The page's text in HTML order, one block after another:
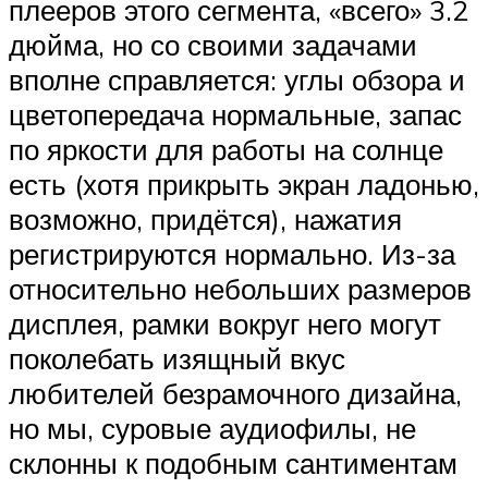
плееров этого сегмента, «всего» 3.2
дюйма, но со своими задачами
вполне справляется: углы обзора и
цветопередача нормальные, запас
по яркости для работы на солнце
есть (хотя прикрыть экран ладонью,
возможно, придётся), нажатия
регистрируются нормально. Из-за
относительно небольших размеров
дисплея, рамки вокруг него могут
поколебать изящный вкус
любителей безрамочного дизайна,
но мы, суровые аудиофилы, не
склонны к подобным сантиментам